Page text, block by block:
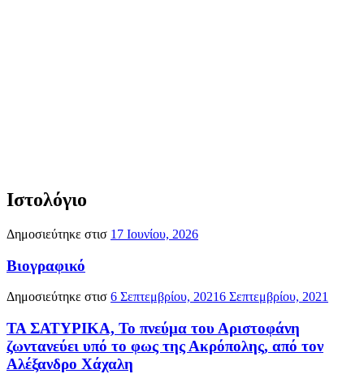
Ιστολόγιο
Δημοσιεύτηκε στισ 17 Ιουνίου, 2026
Βιογραφικό
Δημοσιεύτηκε στισ 6 Σεπτεμβρίου, 20216 Σεπτεμβρίου, 2021
ΤΑ ΣΑΤΥΡΙΚΑ, Το πνεύμα του Αριστοφάνη
ζωντανεύει υπό το φως της Ακρόπολης, από τον
Αλέξανδρο Χάχαλη